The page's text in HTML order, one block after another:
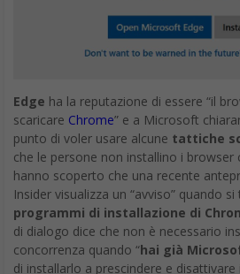
Edge ha la reputazione di essere “il
scaricare Chrome” e a Microsoft
punto di voler usare alcune tattiche
che le persone non installino i browser
hanno scoperto che una recente
Insider visualizza un “avviso” quando
programmi di installazione di
di dialogo dice che non è necessario
concorrenza quando “hai già
di installarlo a prescindere e